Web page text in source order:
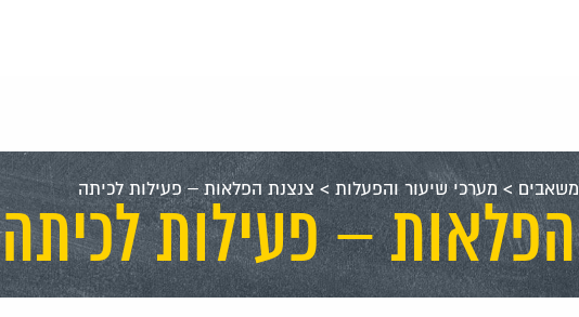
> מערכי שיעור והפעלות > צנצנת הפלאות – פעילות לכיתה
– פעילות לכיתה